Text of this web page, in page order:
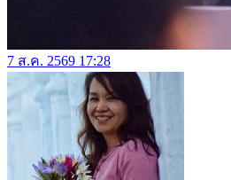
7 ส.ค. 2569 17:28